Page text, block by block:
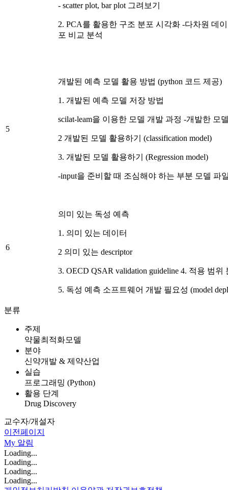
- scatter plot, bar plot 그려보기
2. PCA를 활용한 구조 분포 시각화 -다차원 데
포 비교 분석
5
개발된 예측 모델 활용 방법 (python 코드 제공)
1. 개발된 예측 모델 저장 방법
scilat-leam을 이용한 모델 개발 과정 -개발한 모
2 개발된 모델 활용하기 (classification model)
3. 개발된 모델 활용하기 (Regression model)
-input을 준비할 때 조심해야 하는 부분 모델 파
6
의미 있는 독성 예측
1. 의미 있는 데이터
2 의미 있는 descriptor
3. OECD QSAR validation guideline 4. 적용 범위
5. 독성 예측 소프트웨어 개발 필요성 (model
분류
주제
약물최적화모델
분야
신약개발 & 제약산업
실습
프로그래밍 (Python)
활용 단계
Drug Discovery
교수자/개설자
이전페이지
My 알림
Loading...
Loading...
Loading...
Loading...